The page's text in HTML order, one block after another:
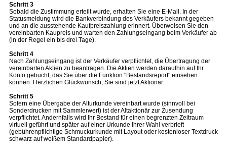
Schritt 3
Sobald die Zustimmung erteilt wurde, erhalten Sie eine E-Mail. In der
Statusmeldung wird die Bankverbindung des Verkäufers bekannt gegeben
und an die ausstehende Kaufpreiszahlung erinnert. Überweisen Sie den
vereinbarten Kaupreis und warten den Zahlungseingang beim Verkäufer ab
(in der Regel ein bis drei Tage).
Schritt 4
Nach Zahlungseingang ist der Verkäufer verpflichtet, die Übertragung der
vereinbarten Aktien zu beantragen. Die Aktien werden daraufhin auf Ihr
Konto gebucht, das Sie über die Funktion "Bestandsreport" einsehen
können. Herzlichen Glückwunsch, Sie sind jetzt Aktionär.
Schritt 5
Sofern eine Übergabe der Alturkunde vereinbart wurde (sinnvoll bei
Sonderdrucken mit Sammlerwert) ist der Altaktionär zur Zusendung
verpflichtet. Andernfalls wird Ihr Bestand für einen begrenzten Zeitraum
virtuell geführt und später auf einer Urkunde Ihrer Wahl verbrieft
(gebührenpflichtige Schmuckurkunde mit Layout oder kostenloser Textdruck
schwarz auf weißem Standardpapier).